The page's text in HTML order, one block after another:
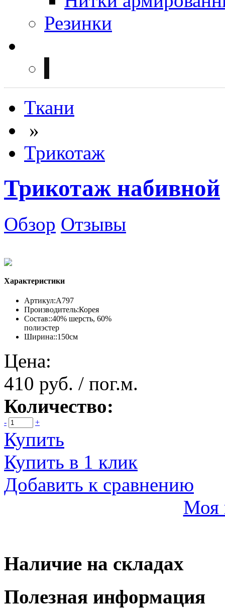
Резинки
Ткани
»
Трикотаж
Трикотаж набивной
Обзор Отзывы
Характеристики
Артикул:А797
Производитель:Корея
Состав::40% шерсть, 60%
полиэстер
Ширина::150см
Цена:
410 руб. / пог.м.
Количество:
- +
Купить
Купить в 1 клик
Добавить к сравнению
Моя
Наличие на складах
Полезная информация